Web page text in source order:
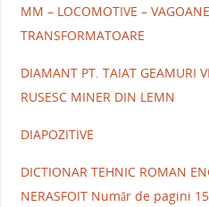
MM – LOCOMOTIVE –
TRANSFORMATOARE
DIAMANT PT. TAIAT GEAMURI
RUSESC MINER DIN LEMN
DIAPOZITIVE
DICTIONAR TEHNIC ROMAN
NERASFOIT Număr de pagini